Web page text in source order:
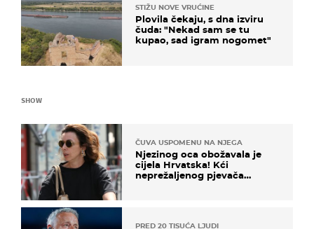
STIŽU NOVE VRUĆINE
Plovila čekaju, s dna izviru
čuda: "Nekad sam se tu
kupao, sad igram nogomet"
SHOW
ČUVA USPOMENU NA NJEGA
Njezinog oca obožavala je
cijela Hrvatska! Kći
neprežaljenog pjevača
PRED 20 TISUĆA LJUDI